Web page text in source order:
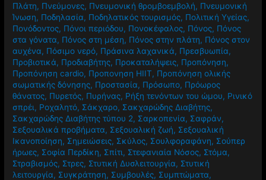
Πλάτη, Πνεύμονες, Πνευμονική θρομβοεμβολή, Πνευμονική
Ίνωση, Ποδηλασία, Ποδηλατικός τουρισμός, Πολιτική Υγείας,
Πονόδοντος, Πόνοι περιόδου, Πονοκέφαλος, Πόνος, Πόνος
στα γόνατα, Πόνος στη μέση, Πόνος στην πλάτη, Πόνος στον
αυχένα, Πόσιμο νερό, Πράσινα λαχανικά, Πρεσβυωπία,
Προβιοτικά, Προδιαβήτης, Προκαταλήψεις, Προπόνηση,
Προπόνηση cardio, Προπονηση HIIT, Προπόνηση ολικής
σωματικής δόνησης, Προστασία, Πρόσωπο, Πρόωρος
θάνατος, Πυρετός, Πυρήνας, Ρήξη τενόντων του ώμου, Ρινικό
σπρέι, Ροχαλητό, Σάκχαρο, Σακχαρώδης Διαβήτης,
Σακχαρώδης Διαβήτης τύπου 2, Σαρκοπενία, Σαφράν,
Σεξουαλικά προβήματα, Σεξουαλική ζωή, Σεξουαλική
Ικανοποίηση, Σημειώσεις, Σκύλος, Σουλφοραφάνη, Σούπερ
ήρωες, Σοφία Περδίκη, Σπίτι, Στεφανιαία Νόσος, Στόμα,
Στραβισμός, Στρες, Στυτική Δυσλειτουργία, Στυτική
λειτουργία, Συγκράτηση, Συμβουλές, Συμπτώματα,